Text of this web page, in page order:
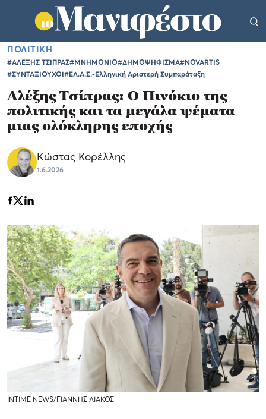
ΠΟΛΙΤΙΚΗ
#ΑΛΕΞΗΣ ΤΣΙΠΡΑΣ#ΜΝΗΜΟΝΙΟ#ΔΗΜΟΨΗΦΙΣΜΑ#NOVARTIS
#ΣΥΝΤΑΞΙΟΥΧΟΙ#ΕΛ.Α.Σ.-Ελληνική Αριστερή Συμπαράταξη
Αλέξης Τσίπρας: Ο Πινόκιο της
πολιτικής και τα μεγάλα ψέματα
μιας ολόκληρης εποχής
Κώστας Κορέλλης
1.6.2026
INTIME NEWS/ΓΙΑΝΝΗΣ ΛΙΑΚΟΣ